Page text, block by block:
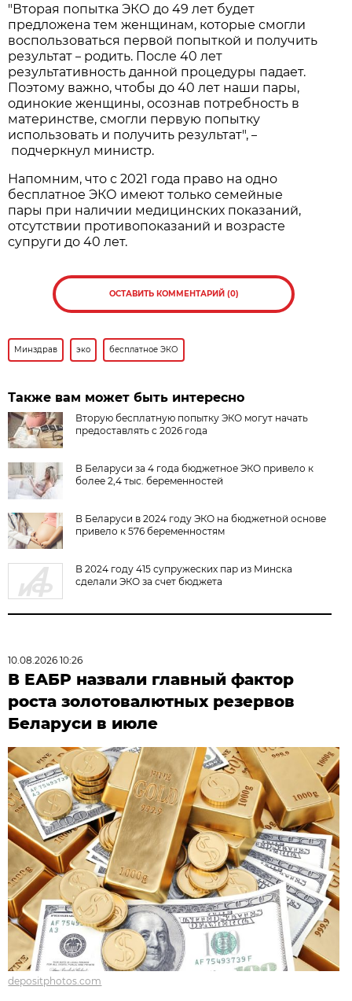
"Вторая попытка ЭКО до 49 лет будет
предложена тем женщинам, которые смогли
воспользоваться первой попыткой и получить
результат– родить. После 40 лет
результативность данной процедуры падает.
Поэтому важно, чтобы до 40 лет наши пары,
одинокие женщины, осознав потребность в
материнстве, смогли первую попытку
использовать и получить результат",–
подчеркнул министр.
Напомним, что с 2021 года право на одно
бесплатное ЭКО имеют только семейные
пары при наличии медицинских показаний,
отсутствии противопоказаний и возрасте
супруги до 40 лет.
ОСТАВИТЬ КОММЕНТАРИЙ (0)
Минздрав эко бесплатное ЭКО
Также вам может быть интересно
Вторую бесплатную попытку ЭКО могут начать
предоставлять с 2026 года
В Беларуси за 4 года бюджетное ЭКО привело к
более 2,4 тыс. беременностей
В Беларуси в 2024 году ЭКО на бюджетной основе
привело к 576 беременностям
В 2024 году 415 супружеских пар из Минска
сделали ЭКО за счет бюджета
10.08.2026 10:26
В ЕАБР назвали главный фактор
роста золотовалютных резервов
Беларуси в июле
depositphotos.com